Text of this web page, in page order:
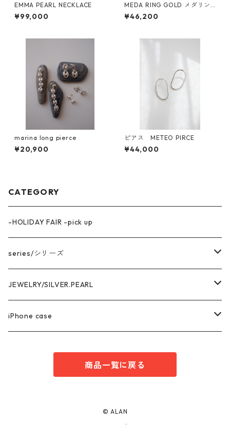
EMMA PEARL NECKLACE
¥99,000
MEDA RING GOLD メダリン
グゴールド
¥46,200
marina long pierce
¥20,900
ピアス METEO PIRCE
¥44,000
CATEGORY
-HOLIDAY FAIR -pick up
series/シリーズ
中空構造デザイン
marina series/マリーナシリーズ
getsumen series/月面シリーズ
MEDA series/メダシリーズ
JEWELRY/SILVER.PEARL
PIRCE & EARRNG
iPhone case
iPhone13 series
商品一覧に戻る
© ALAN